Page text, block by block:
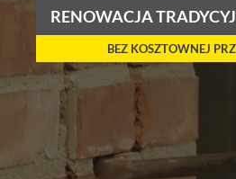
RENOWACJA
BEZ KOSZTOWNEJ